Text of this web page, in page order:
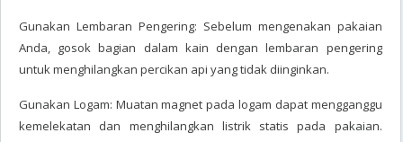
Gunakan Lembaran Pengering: Sebelum mengenakan pakaian
Anda, gosok bagian dalam kain dengan lembaran pengering
untuk menghilangkan percikan api yang tidak diinginkan.
Gunakan Logam: Muatan magnet pada logam dapat mengganggu
kemelekatan dan menghilangkan listrik statis pada pakaian.